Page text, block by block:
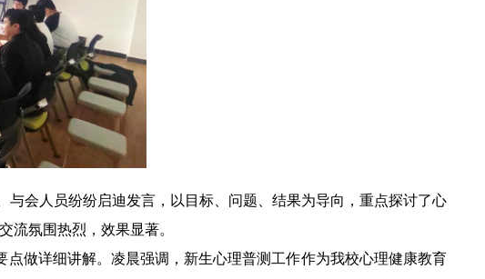
会人员纷纷启迪发言，以目标、问题、结果为导向，重点探讨了心
流氛围热烈，效果显著。
做详细讲解。凌晨强调，新生心理普测工作作为我校心理健康教育